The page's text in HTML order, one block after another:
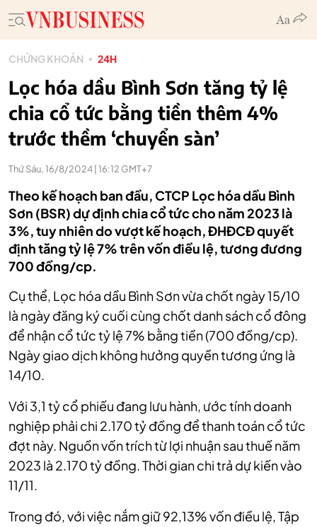
CHỨNG KHOÁN 24H
Lọc hóa dầu Bình Sơn tăng tỷ lệ
chia cổ tức bằng tiền thêm 4%
trước thềm ‘chuyển sàn’
Thứ Sáu, 16/8/2024 | 16:12 GMT+7
Theo kế hoạch ban đầu, CTCP Lọc hóa dầu Bình
Sơn (BSR) dự định chia cổ tức cho năm 2023 là
3%, tuy nhiên do vượt kế hoạch, ĐHĐCĐ quyết
định tăng tỷ lệ 7% trên vốn điều lệ, tương đương
700 đồng/cp.
Cụ thể, Lọc hóa dầu Bình Sơn vừa chốt ngày 15/10
là ngày đăng ký cuối cùng chốt danh sách cổ đông
để nhận cổ tức tỷ lệ 7% bằng tiền (700 đồng/cp).
Ngày giao dịch không hưởng quyền tương ứng là
14/10.
Với 3,1 tỷ cổ phiếu đang lưu hành, ước tính doanh
nghiệp phải chi 2.170 tỷ đồng để thanh toán cổ tức
đợt này. Nguồn vốn trích từ lợi nhuận sau thuế năm
2023 là 2.170 tỷ đồng. Thời gian chi trả dự kiến vào
11/11.
Trong đó, với việc nắm giữ 92,13% vốn điều lệ, Tập